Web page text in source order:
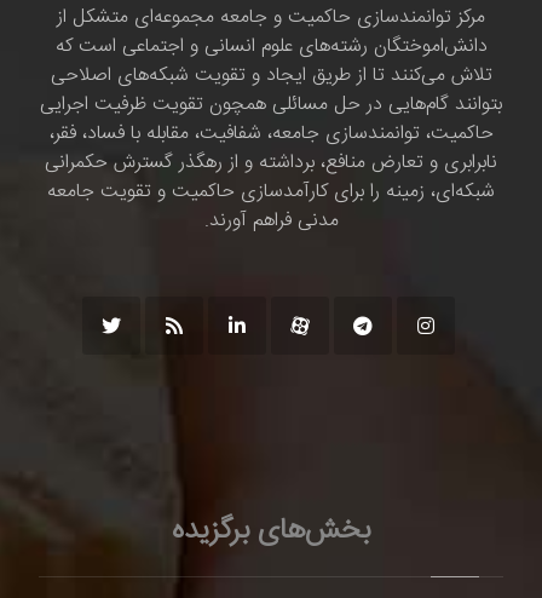
مرکز توانمندسازی حاکمیت و جامعه مجموعه‌ای متشکل از
دانش‌اموختگان رشته‌های علوم انسانی و اجتماعی است که
تلاش می‌کنند تا از طریق ایجاد و تقویت شبکه‌های اصلاحی
بتوانند گام‌هایی در حل مسائلی همچون تقویت ظرفیت اجرایی
حاکمیت، توانمندسازی جامعه، شفافیت، مقابله با فساد، فقر،
نابرابری و تعارض منافع، برداشته و از رهگذر گسترش حکمرانی
شبکه‌ای، زمینه را برای کارآمدسازی حاکمیت و تقویت جامعه
مدنی فراهم آورند.
بخش‌های برگزیده